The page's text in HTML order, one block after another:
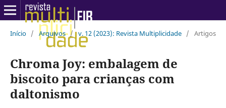
Início / Arquivos / v. 12 (2023): Revista Multiplicidade / Artigos
Chroma Joy: embalagem de
biscoito para crianças com
daltonismo